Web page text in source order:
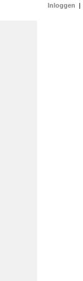
Inloggen |